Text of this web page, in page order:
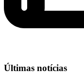
Últimas notícias